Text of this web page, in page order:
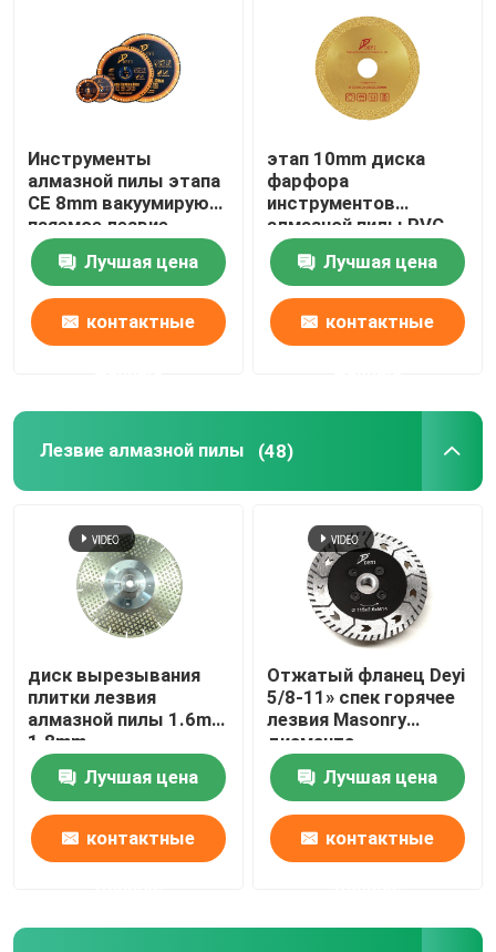
Путешествие фабрики
Свяжитесь мы
Новости
Случаи
Инструменты алмазной пилы
Сверло-коронка алмазного сверла
Абразивный диск диаманта
пусковая площадка диаманта полируя
колесо чашки диаманта
Бит маршрутизатора диаманта
Инструменты
алмазной пилы этапа
CE 8mm вакуумируют
паяемое лезвие
алмазной пилы
MasonryЛучшая цена
контактные
этап 10mm диска
фарфора
инструментов
алмазной пилы PVC
115mm кафельный
режа Лучшая цена
контактные
Лезвие алмазной пилы (48)
диск вырезывания
плитки лезвия
алмазной пилы 1.6mm
1.8mm
гальванизировать
Лучшая цена
контактные
Отжатый фланец Deyi
5/8-11» спек горячее
лезвия Masonry
диаманта
Лучшая цена
контактные